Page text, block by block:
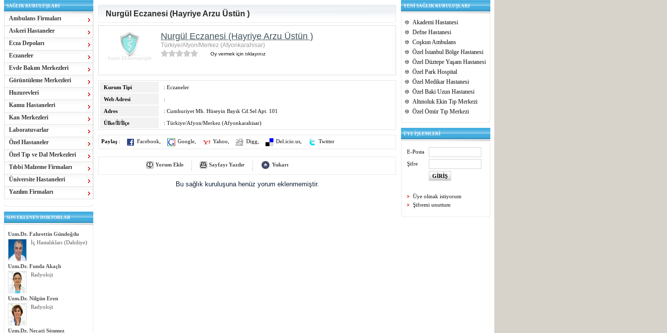
SAĞLIK KURULUŞLARI
Ambulans Firmaları
Askeri Hastaneler
Ecza Depoları
Eczaneler
Evde Bakım Merkezleri
Görüntüleme Merkezleri
Huzurevleri
Kamu Hastaneleri
Kan Merkezleri
Laboratuvarlar
Özel Hastaneler
Özel Tıp ve Dal Merkezleri
Tıbbi Malzeme Firmaları
Üniversite Hastaneleri
Yazılım Firmaları
SON EKLENEN DOKTORLAR
Uzm.Dr. Fahrettin Gündoğdu
İç Hastalıkları (Dahiliye)
Uzm.Dr. Funda Akaçlı
Radyoloji
Uzm.Dr. Nilgün Eren
Radyoloji
Uzm.Dr. Necati Sönmez
Nurgül Eczanesi (Hayriye Arzu Üstün )
Nurgül Eczanesi (Hayriye Arzu Üstün )
Türkiye/Afyon/Merkez (Afyonkarahisar)
Oy vermek için tıklayınız
Kurum Tipi
: Eczaneler
Web Adresi
:
Adres
: Cumhuriyet Mh. Hüseyin Bayık Cd.Sel Apt. 101
Ülke/İl/İlçe
: Türkiye/Afyon/Merkez (Afyonkarahisar)
Paylaş : Facebook Google Yahoo Digg Del.icio.us Twitter
Yorum Ekle Sayfayı Yazdır Yukarı
Bu sağlık kuruluşuna henüz yorum eklenmemiştir.
YENİ SAĞLIK KURULUŞLARI
Akademi Hastanesi
Defne Hastanesi
Coşkun Ambulans
Özel İstanbul Bölge Hastanesi
Özel Düztepe Yaşam Hastanesi
Özel Park Hospital
Özel Medikar Hastanesi
Özel Baki Uzun Hastanesi
Altınoluk Ekin Tıp Merkezi
Özel Ömür Tıp Merkezi
ÜYE İŞLEMLERİ
E-Posta
Şifre
Üye olmak istiyorum
Şifremi unuttum